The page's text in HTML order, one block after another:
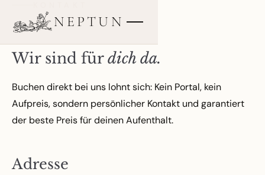
NEPTUN
Inhalt
Wir sind fürdich da.
Buchen direkt bei uns lohnt sich: Kein Portal, kein
Aufpreis, sondern persönlicher Kontakt und garantiert
der beste Preis für deinen Aufenthalt.
Adresse